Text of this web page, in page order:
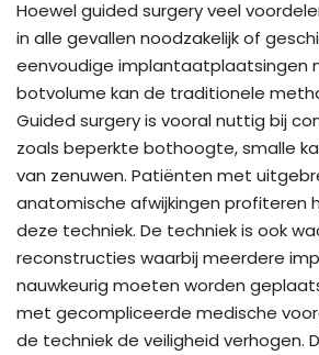
Hoewel guided surgery veel
in alle gevallen noodzakelijk of
eenvoudige implantaatplaatsingen
botvolume kan de traditionele
Guided surgery is vooral nuttig bij
zoals beperkte bothoogte, smalle
van zenuwen. Patiënten met
anatomische afwijkingen profiteren
deze techniek. De techniek is ook
reconstructies waarbij meerdere
nauwkeurig moeten worden
met gecompliceerde medische
de techniek de veiligheid verhogen.